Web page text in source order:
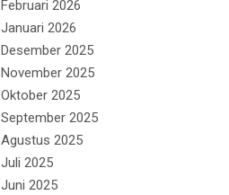
Februari 2026
Januari 2026
Desember 2025
November 2025
Oktober 2025
September 2025
Agustus 2025
Juli 2025
Juni 2025